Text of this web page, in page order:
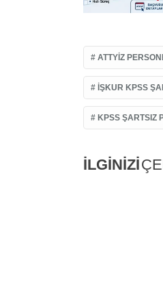
ATTYIZ
IŞKUR KPSS
KPSS ŞARTSIZ
İLGİNİZİ